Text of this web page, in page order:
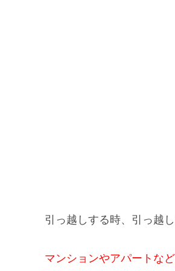
引っ越しする時、引っ越
マンションやアパートな